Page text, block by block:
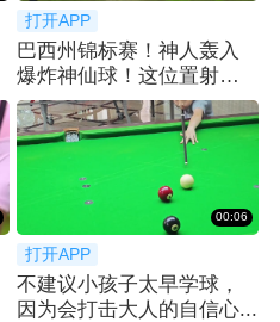
打开APP
巴西州锦标赛！神人轰入
爆炸神仙球！这位置射门
简直不讲道理！
00:06
打开APP
不建议小孩子太早学球，
因为会打击大人的自信心...